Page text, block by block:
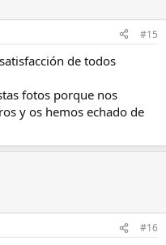
#15
de todos
fotos porque nos
y os hemos echado de
#16